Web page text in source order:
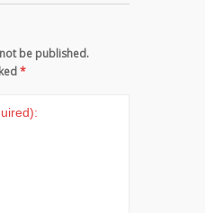
be published.
*